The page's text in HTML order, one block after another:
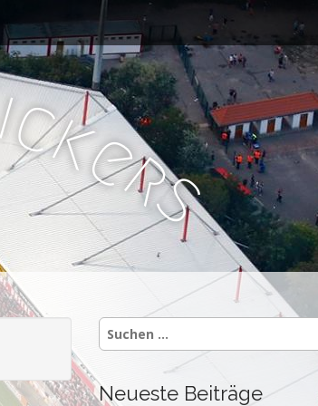
cke
r
s
Suchen
nach:
Neueste Beiträge